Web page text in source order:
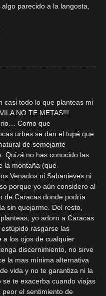
parecido a la langosta,
casi todo lo que planteas mi
NO TE METAS!!!
Como que
urbes se dan el tupé que
de semejante
Quizá no has conocido las
la montaña (que
Venados ni Sabanieves ni
porque yo aún considero al
de Caracas donde podría
sin quejarme. Del resto,
yo adoro a Caracas
rasgarse las
a los ojos de cualquier
discernimiento, no sirve
la mas mínima alternativa
vida y no te garantiza ni la
se te exacerba cuando viajas
el sentimiento de